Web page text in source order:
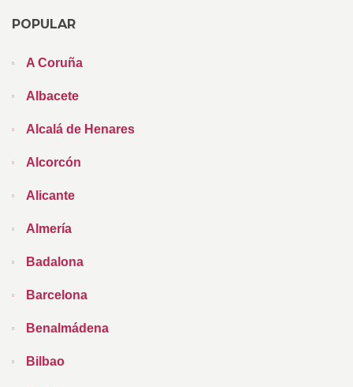
POPULAR
A Coruña
Albacete
Alcalá de Henares
Alcorcón
Alicante
Almería
Badalona
Barcelona
Benalmádena
Bilbao